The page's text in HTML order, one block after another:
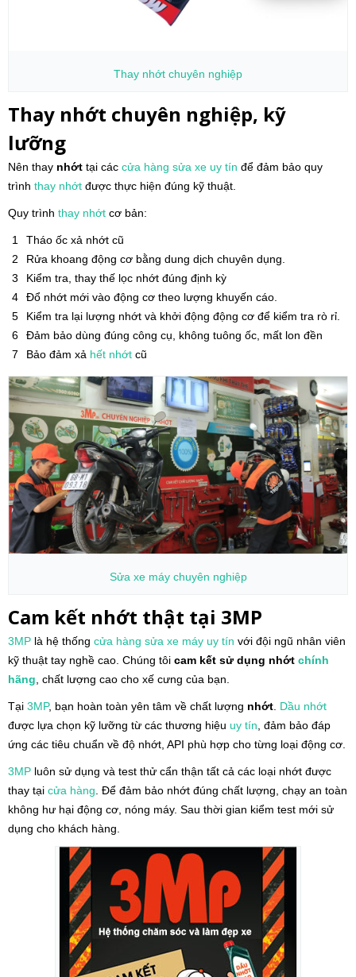
Thay nhớt chuyên nghiệp
Thay nhớt chuyên nghiệp, kỹ
lưỡng
Nên thay nhớt tại các cửa hàng sửa xe uy tín để đảm bảo quy
trình thay nhớt được thực hiện đúng kỹ thuật.
Quy trình thay nhớt cơ bản:
Tháo ốc xả nhớt cũ
Rửa khoang động cơ bằng dung dịch chuyên dụng.
Kiểm tra, thay thế lọc nhớt đúng định kỳ
Đổ nhớt mới vào động cơ theo lượng khuyến cáo.
Kiểm tra lại lượng nhớt và khởi động động cơ để kiểm tra rò rỉ.
Đảm bảo dùng đúng công cụ, không tuông ốc, mất lon đền
Bảo đảm xả hết nhớt cũ
Sửa xe máy chuyên nghiệp
Cam kết nhớt thật tại 3MP
3MP là hệ thống cửa hàng sửa xe máy uy tín với đội ngũ nhân viên
kỹ thuật tay nghề cao. Chúng tôi cam kết sử dụng nhớt chính
hãng , chất lượng cao cho xế cưng của bạn.
Tại 3MP, bạn hoàn toàn yên tâm về chất lượng nhớt Dầu nhớt
được lựa chọn kỹ lưỡng từ các thương hiệu uy tín , đảm bảo đáp
ứng các tiêu chuẩn về độ nhớt, API phù hợp cho từng loại động cơ.
3MP luôn sử dụng và test thử cẩn thận tất cả các loại nhớt được
thay tại cửa hàng . Để đảm bảo nhớt đúng chất lượng, chạy an toàn
không hư hại động cơ, nóng máy. Sau thời gian kiểm test mới sử
dụng cho khách hàng.